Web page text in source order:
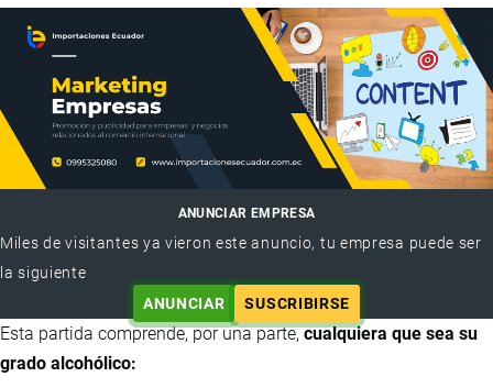
ANUNCIAR EMPRESA
Miles de visitantes ya vieron este anuncio, tu empresa puede ser
la siguiente
ANUNCIAR
SUSCRIBIRSE
Esta partida comprende, por una parte,cualquiera que sea su
grado alcohólico: